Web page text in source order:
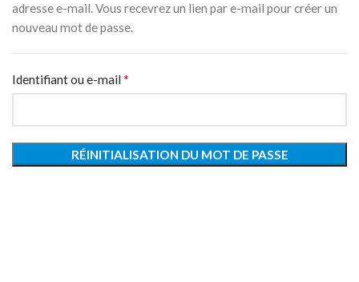
adresse e-mail. Vous recevrez un lien par e-mail pour créer un
nouveau mot de passe.
Identifiant ou e-mail*
RÉINITIALISATION DU MOT DE PASSE